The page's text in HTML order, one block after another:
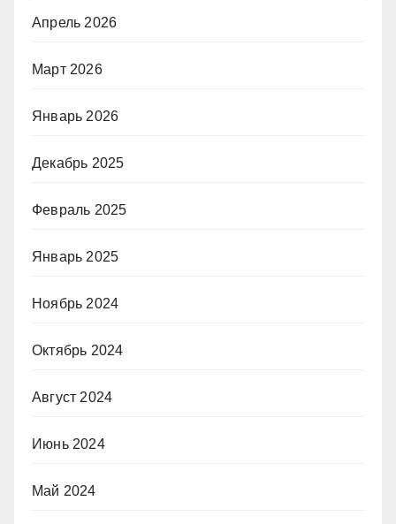
Апрель 2026
Март 2026
Январь 2026
Декабрь 2025
Февраль 2025
Январь 2025
Ноябрь 2024
Октябрь 2024
Август 2024
Июнь 2024
Май 2024